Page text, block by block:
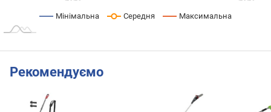
Мінімальна Середня Максимальна
Рекомендуємо